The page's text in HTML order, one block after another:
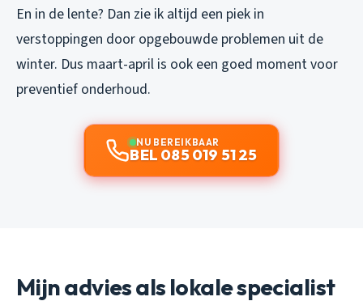
En in de lente? Dan zie ik altijd een piek in
verstoppingen door opgebouwde problemen uit de
winter. Dus maart-april is ook een goed moment voor
preventief onderhoud.
NU BEREIKBAAR
BEL 085 019 51 25
Mijn advies als lokale specialist